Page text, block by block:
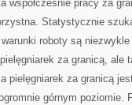
współcześnie pracy za
Statystycznie
roboty są
za granicą, ale
pielęgniarek za granicą
górnym poziomie.